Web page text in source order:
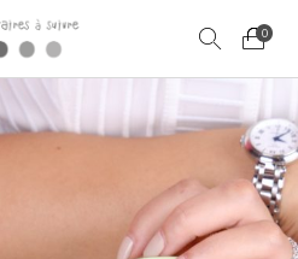
0